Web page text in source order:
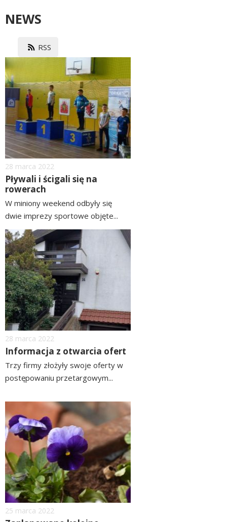
NEWS
RSS
Dodano
28 marca 2022
Pływali i ścigali się na
rowerach
W miniony weekend odbyły się
dwie imprezy sportowe objęte...
czytaj
więcej
Dodano
28 marca 2022
Informacja z otwarcia ofert
Trzy firmy złożyły swoje oferty w
postępowaniu przetargowym...
więcej
image
Dodano
25 marca 2022